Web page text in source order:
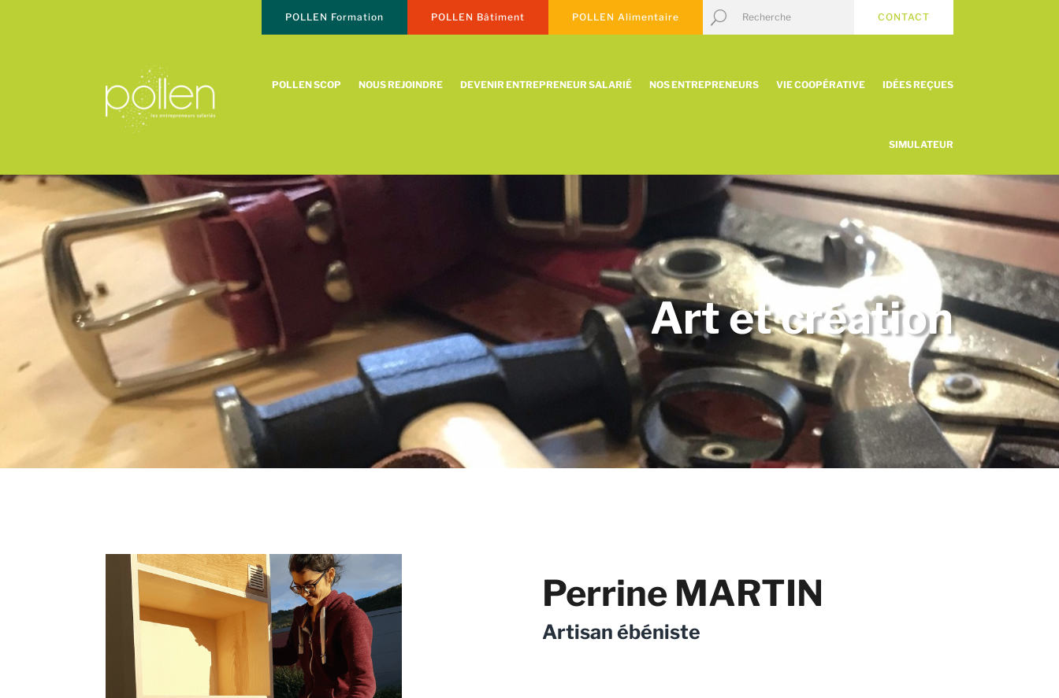
POLLEN Formation POLLEN Bâtiment POLLEN Alimentaire CONTACT
POLLEN SCOP NOUS REJOINDRE DEVENIR ENTREPRENEUR SALARIÉ NOS ENTREPRENEURS VIE COOPÉRATIVE IDÉES REÇUES
SIMULATEUR
Art et création
Perrine MARTIN
Artisan ébéniste